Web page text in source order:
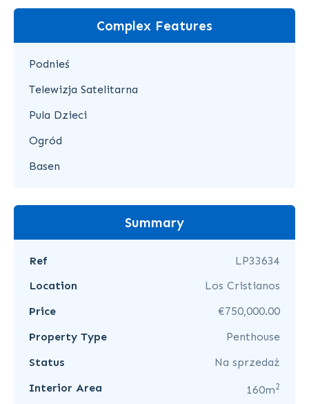
Complex Features
Podnieś
Telewizja Satelitarna
Pula Dzieci
Ogród
Basen
Summary
Ref
LP33634
Location
Los Cristianos
Price
€750,000.00
Property Type
Penthouse
Status
Na sprzedaż
Interior Area
160m2